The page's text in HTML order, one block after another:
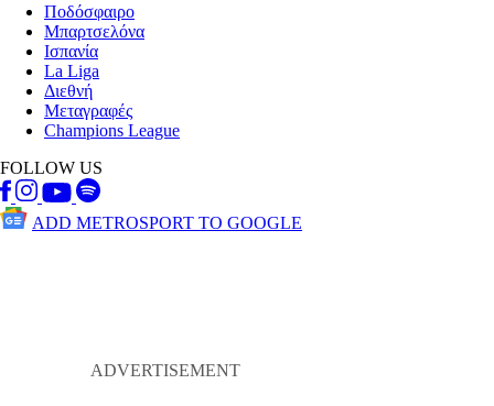
Ποδόσφαιρο
Μπαρτσελόνα
Ισπανία
La Liga
Διεθνή
Μεταγραφές
Champions League
FOLLOW US
ADD METROSPORT TO GOOGLE